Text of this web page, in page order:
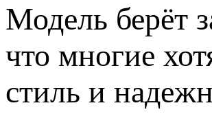
Модель берёт
что многие
стиль и